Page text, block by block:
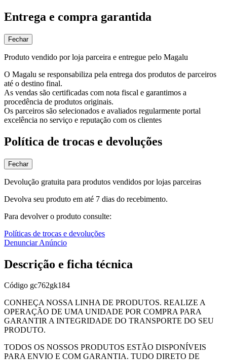
Entrega e compra garantida
Fechar
Produto vendido por loja parceira e entregue pelo Magalu
O Magalu se responsabiliza pela entrega dos produtos de parceiros
até o destino final.
As vendas são certificadas com nota fiscal e garantimos a
procedência de produtos originais.
Os parceiros são selecionados e avaliados regularmente portal
excelência no serviço e reputação com os clientes
Política de trocas e devoluções
Fechar
Devolução gratuita para produtos vendidos por lojas parceiras
Devolva seu produto em até 7 dias do recebimento.
Para devolver o produto consulte:
Políticas de trocas e devoluções
Denunciar Anúncio
Descrição e ficha técnica
Código gc762gk184
CONHEÇA NOSSA LINHA DE PRODUTOS. REALIZE A
OPERAÇÃO DE UMA UNIDADE POR COMPRA PARA
GARANTIR A INTEGRIDADE DO TRANSPORTE DO SEU
PRODUTO.
TODOS OS NOSSOS PRODUTOS ESTÃO DISPONÍVEIS
PARA ENVIO E COM GARANTIA. TUDO DIRETO DE